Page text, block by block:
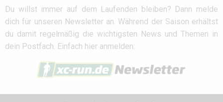
Du willst immer auf dem Laufenden bleiben? Dann melde
dich für unseren Newsletter an. Während der Saison erhältst
du damit regelmäßig die wichtigsten News und Themen in
dein Postfach. Einfach hier anmelden: